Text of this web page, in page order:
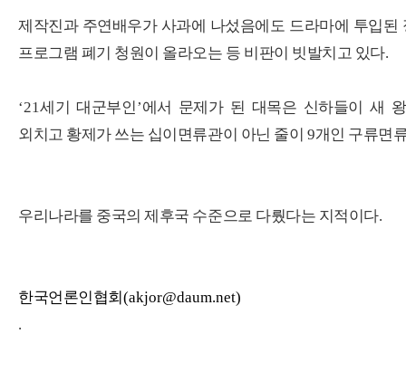
제작진과 주연배우가 사과에 나섰음에도 드라마에 투입된
프로그램 폐기 청원이 올라오는 등 비판이 빗발치고 있다.
‘21세기 대군부인’에서 문제가 된 대목은 신하들이 새
외치고 황제가 쓰는 십이면류관이 아닌 줄이 9개인 구류면
우리나라를 중국의 제후국 수준으로 다뤘다는 지적이다.
한국언론인협회(akjor@daum.net)
.